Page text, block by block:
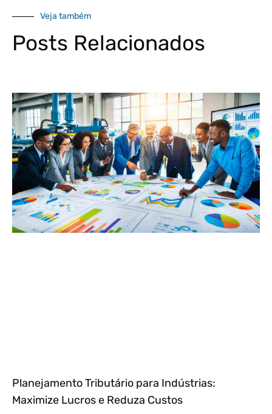
Veja também
Posts Relacionados
Planejamento Tributário para Indústrias:
Maximize Lucros e Reduza Custos